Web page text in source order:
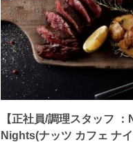
【正社員/調理スタッフ
Nights(ナッツ カフェ ナ